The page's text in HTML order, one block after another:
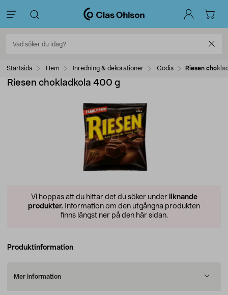
Startsida Hem Inredning & dekorationer Godis Riesen
Riesen chokladkola 400 g
Vi hoppas att du hittar det du söker under liknande
produkter. Information om den utgångna produkten
finns längst ner på den här sidan.
Produktinformation
Mer information